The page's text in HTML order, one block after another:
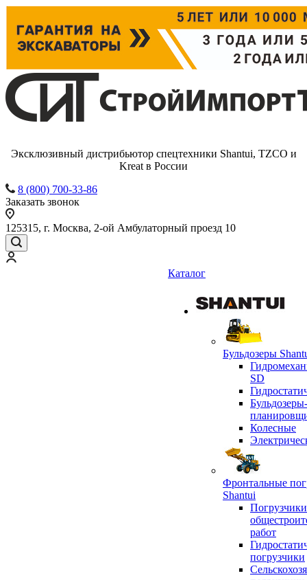
Эксклюзивный дистрибьютор спецтехники Shantui, TZCO и
Kreat в России
8 (800) 700-33-86
Заказать звонок
125315, г. Москва, 2-ой Амбулаторный проезд 10
Каталог
Бульдозеры
SD
Бульдозеры-
Колесные
Фронтальные
Shantui
работ
погрузчики